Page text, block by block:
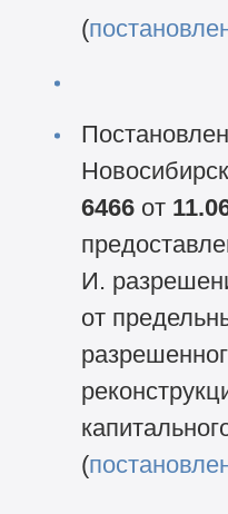
(
6466 от
И.
от
(